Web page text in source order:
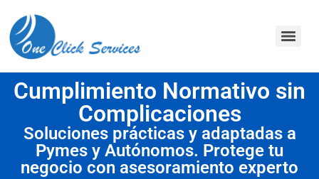
Cumplimiento Normativo sin
Complicaciones
Soluciones prácticas y adaptadas a
Pymes y Autónomos. Protege tu
negocio con asesoramiento experto